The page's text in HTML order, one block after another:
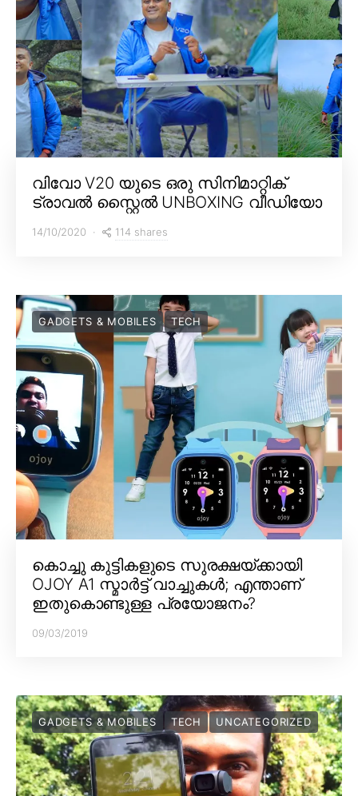
വിവോ V20 യുടെ ഒരു സിനിമാറ്റിക്
ട്രാവൽ സ്റ്റൈൽ UNBOXING വീഡിയോ
14/10/2020 114 shares
GADGETS & MOBILES TECH
കൊച്ചു കുട്ടികളുടെ സുരക്ഷയ്ക്കായി
OJOY A1 സ്മാർട്ട് വാച്ചുകൾ; എന്താണ്
ഇതുകൊണ്ടുള്ള പ്രയോജനം?
09/03/2019
GADGETS & MOBILES TECH UNCATEGORIZED